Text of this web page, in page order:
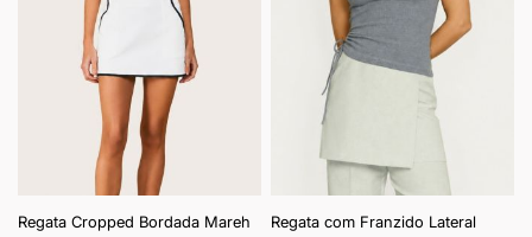
Regata Cropped Bordada Mareh
Regata com Franzido Lateral